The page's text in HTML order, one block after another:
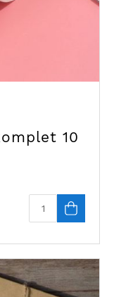
10